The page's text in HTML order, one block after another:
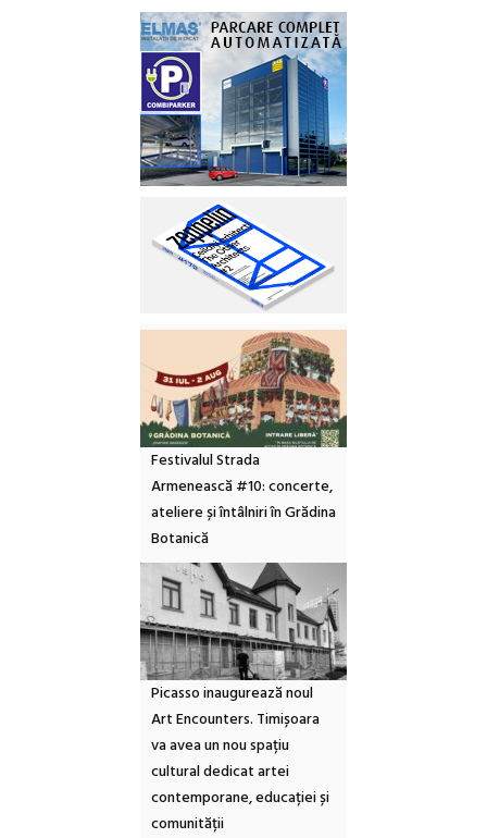
Festivalul Strada
Armenească #10: concerte,
ateliere și întâlniri în Grădina
Botanică
Picasso inaugurează noul
Art Encounters. Timișoara
va avea un nou spațiu
cultural dedicat artei
contemporane, educației și
comunității